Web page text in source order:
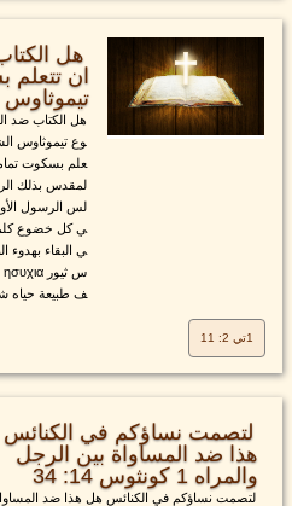
هل
تيموثاوس 2: 11
هل الكتاب ضد
وع تيموثاوس
علم بسكوت
لمقدس بذلك
لس الرسول
ي البقاء بهدوء
ف طبيعة حياه
1تي 2: 11
لتصمت نساؤكم في
هذا ضد المساواة بين الرجل
والمراه 1 كونثوس 14: 34
لتصمت نساؤكم في الكنائس هل هذا ضد